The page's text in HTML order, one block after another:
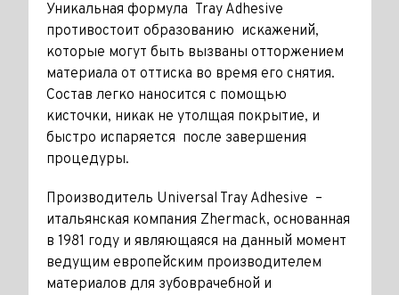
Уникальная формула Tray Adhesive
противостоит образованию искажений,
которые могут быть вызваны отторжением
материала от оттиска во время его снятия.
Состав легко наносится с помощью
кисточки, никак не утолщая покрытие, и
быстро испаряется после завершения
процедуры.
Производитель Universal Tray Adhesive –
итальянская компания Zhermack, основанная
в 1981 году и являющаяся на данный момент
ведущим европейским производителем
материалов для зубоврачебной и